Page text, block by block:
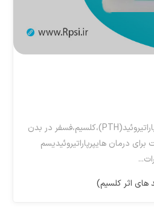
سیناکلست سطوح هورمون پاراتیروئید(PTH)،کلسیم،فسفر در بدن
درمان هایپرپاراتیروئیدیسم
اثر کلسیم)